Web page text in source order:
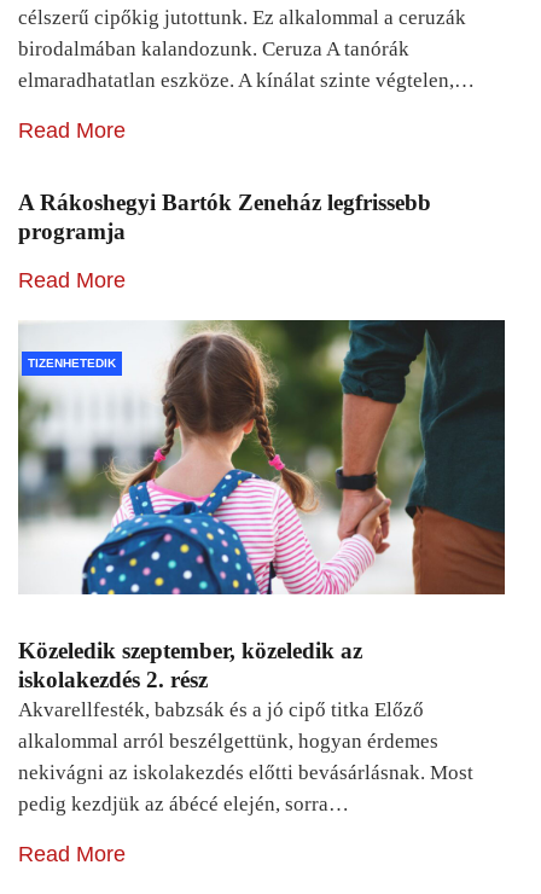
célszerű cipőkig jutottunk. Ez alkalommal a ceruzák
birodalmában kalandozunk. Ceruza A tanórák
elmaradhatatlan eszköze. A kínálat szinte végtelen,…
Read More
A Rákoshegyi Bartók Zeneház legfrissebb
programja
Read More
TIZENHETEDIK
Közeledik szeptember, közeledik az
iskolakezdés 2. rész
Akvarellfesték, babzsák és a jó cipő titka Előző
alkalommal arról beszélgettünk, hogyan érdemes
nekivágni az iskolakezdés előtti bevásárlásnak. Most
pedig kezdjük az ábécé elején, sorra…
Read More